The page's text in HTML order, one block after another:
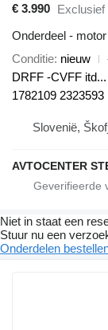
€ 3.990
Exclusief
Onderdeel - motor
Conditie nieuw
DRFF -CVFF
1782109
Slovenië,
AVTOCENTER
Niet in staat een
Stuur nu een
Onderdelen